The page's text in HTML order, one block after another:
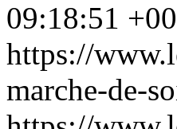
09:18:51
https://
marche-de-